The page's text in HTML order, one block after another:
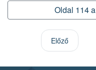
Oldal 114
Előző